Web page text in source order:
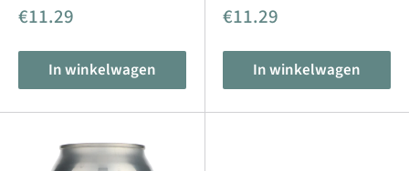
Aanbiedingsprijs
€11.29
In winkelwagen
Aanbiedingsprijs
€11.29
In winkelwagen